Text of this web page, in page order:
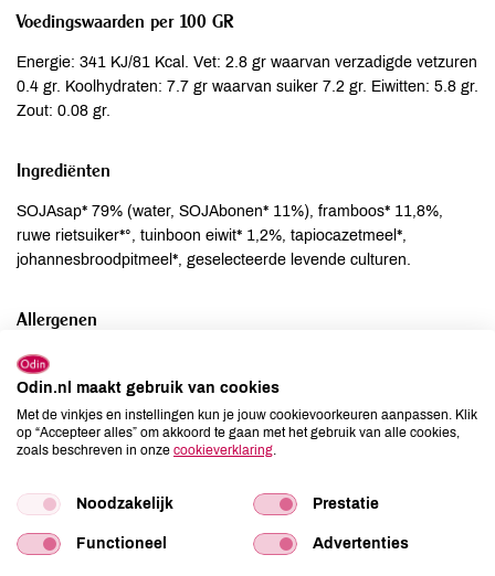
Voedingswaarden per 100 GR
Energie: 341 KJ/81 Kcal. Vet: 2.8 gr waarvan verzadigde vetzuren
0.4 gr. Koolhydraten: 7.7 gr waarvan suiker 7.2 gr. Eiwitten: 5.8 gr.
Zout: 0.08 gr.
Ingrediënten
SOJAsap* 79% (water, SOJAbonen* 11%), framboos* 11,8%,
ruwe rietsuiker*°, tuinboon eiwit* 1,2%, tapiocazetmeel*,
johannesbroodpitmeel*, geselecteerde levende culturen.
Allergenen
Aardnoten
Ei
niet aanwezig
Gluten
kan bevatten
Lactose
niet aanwezig
Mosterd
niet aanwezig
Noten
niet aanwezig
Odin.nl maakt gebruik van cookies
Met de vinkjes en instellingen kun je jouw cookievoorkeuren aanpassen. Klik
op “Accepteer alles” om akkoord te gaan met het gebruik van alle cookies,
zoals beschreven in onze cookieverklaring
Noodzakelijk Prestatie
Functioneel Advertenties